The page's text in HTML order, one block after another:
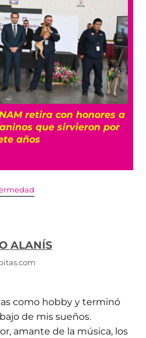
retira con honores a
que sirvieron por
años
ALANÍS
como hobby y terminó
de mis sueños.
amante de la música, los